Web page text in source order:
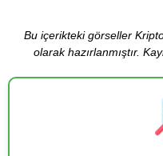
Bu içerikteki görseller
olarak hazırlanmıştır.